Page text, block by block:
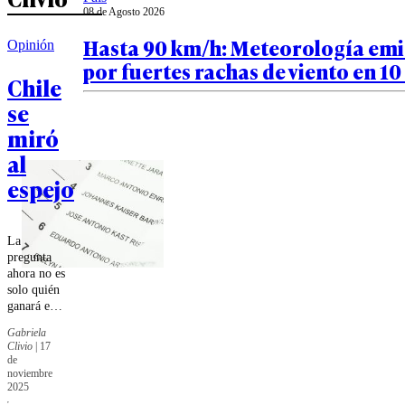
Opinión
Chile
se
miró
al
espejo
La
pregunta
ahora no es
solo quién
ganará en
sino si
quienes
lideren
serán
Gabriela
Clivio
17
de
noviembre
2025
08 de Agosto 2026
Hasta 90 km/h: Meteorología
por fuertes rachas de viento en